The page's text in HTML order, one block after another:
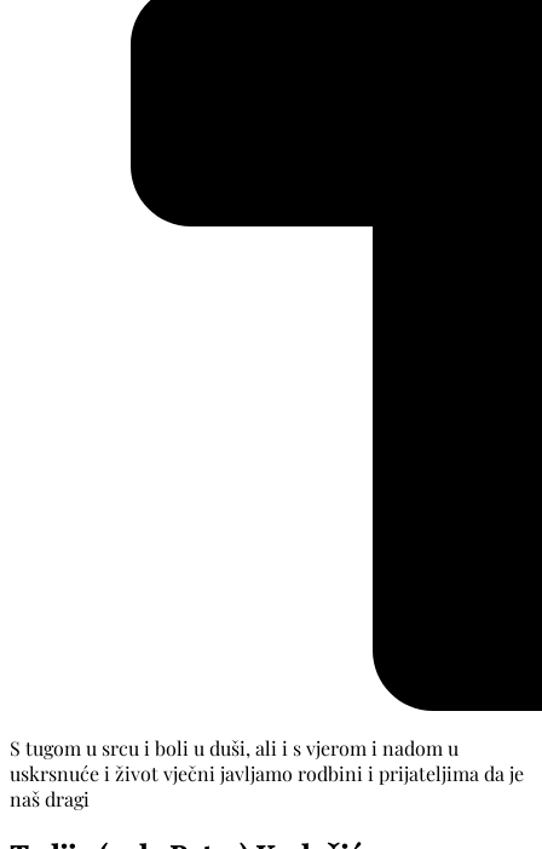
S tugom u srcu i boli u duši, ali i s vjerom i nadom u
uskrsnuće i život vječni javljamo rodbini i prijateljima da je
naš dragi